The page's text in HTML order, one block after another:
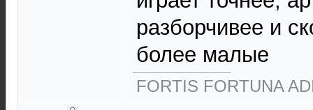
разборчивее и
более малые
FORTIS FORTUNA